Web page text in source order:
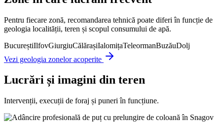
Pentru fiecare zonă, recomandarea tehnică poate diferi în funcție de
geologia localității, teren și scopul consumului de apă.
BucureștiIlfovGiurgiuCălărașiIalomițaTeleormanBuzăuDolj
Vezi geologia zonelor acoperite
Lucrări și imagini din teren
Intervenții, execuții de foraj și puneri în funcțiune.